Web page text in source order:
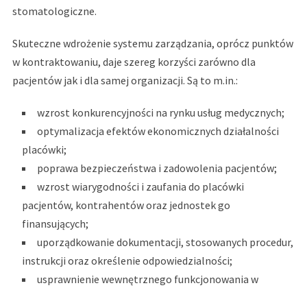
stomatologiczne.
Skuteczne wdrożenie systemu zarządzania, oprócz punktów
w kontraktowaniu, daje szereg korzyści zarówno dla
pacjentów jak i dla samej organizacji. Są to m.in.:
wzrost konkurencyjności na rynku usług medycznych;
optymalizacja efektów ekonomicznych działalności
placówki;
poprawa bezpieczeństwa i zadowolenia pacjentów;
wzrost wiarygodności i zaufania do placówki
pacjentów, kontrahentów oraz jednostek go
finansujących;
uporządkowanie dokumentacji, stosowanych procedur,
instrukcji oraz określenie odpowiedzialności;
usprawnienie wewnętrznego funkcjonowania w